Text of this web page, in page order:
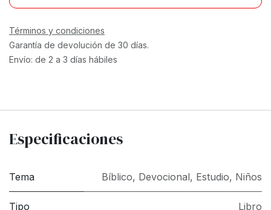
Términos y condiciones
Garantía de devolución de 30 días.
Envío: de 2 a 3 días hábiles
Especificaciones
Tema Bíblico, Devocional, Estudio, Niños
Tipo Libro